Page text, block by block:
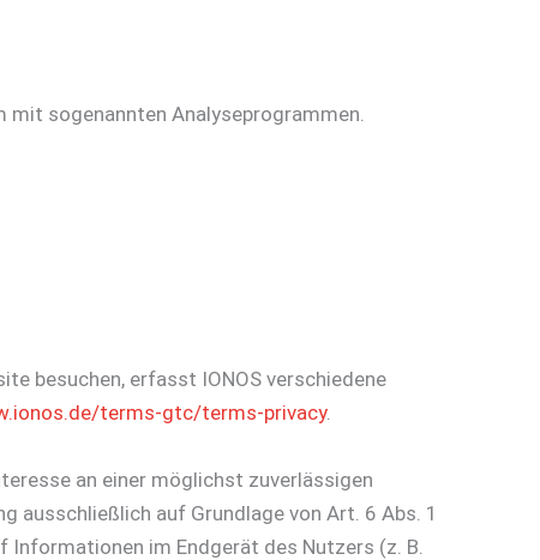
sogenannten Analyseprogrammen.
besuchen, erfasst IONOS verschiedene
terms-gtc/terms-privacy.
an einer möglichst zuverlässigen
ausschließlich auf Grundlage von Art. 6 Abs. 1
Informationen im Endgerät des Nutzers (z. B.